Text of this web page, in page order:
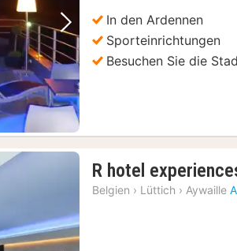
Nächstes Bild
In den Ardennen
Sporteinrichtungen
Besuchen Sie die
R hotel
Belgien › Lüttich › Aywaille